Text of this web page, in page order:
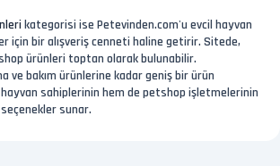
kategorisi ise Petevinden.com'u evcil hayvan
için bir alışveriş cenneti haline getirir. Sitede,
ürünleri toptan olarak bulunabilir.
ve bakım ürünlerine kadar geniş bir ürün
sahiplerinin hem de petshop işletmelerinin
sunar.